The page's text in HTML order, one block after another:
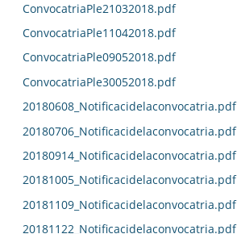
ConvocatriaPle21032018.pdf
ConvocatriaPle11042018.pdf
ConvocatriaPle09052018.pdf
ConvocatriaPle30052018.pdf
20180608_Notificacidelaconvocatria.pdf
20180706_Notificacidelaconvocatria.pdf
20180914_Notificacidelaconvocatria.pdf
20181005_Notificacidelaconvocatria.pdf
20181109_Notificacidelaconvocatria.pdf
20181122_Notificacidelaconvocatria.pdf